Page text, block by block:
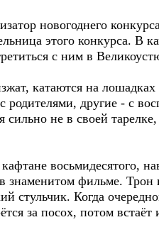
новогоднего
этого конкурса. В
с ним в
катаются на лошадках
другие - с
не в своей
восьмидесятого,
знаменитом фильме. Трон
стульчик. Когда
за посох, потом